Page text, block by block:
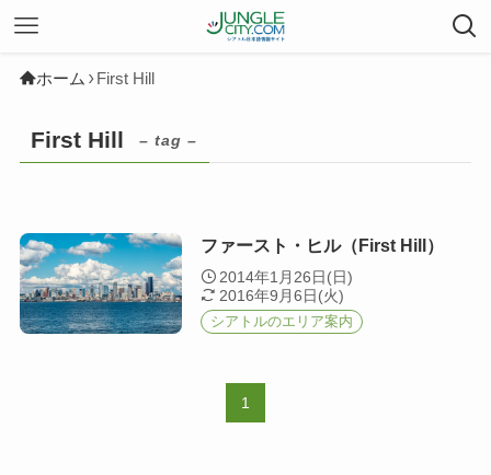
ホーム First Hill
First Hill – tag –
ファースト・ヒル（First Hill）
2014年1月26日(日)
2016年9月6日(火)
シアトルのエリア案内
1